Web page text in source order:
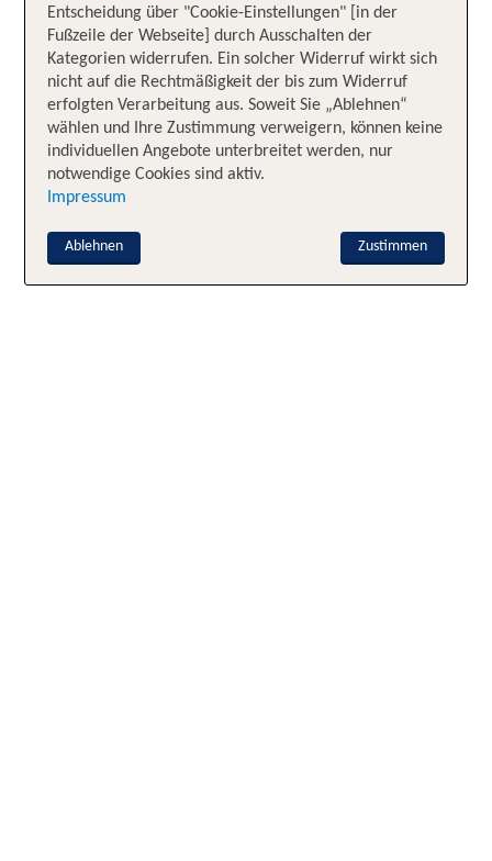
Entscheidung über "Cookie-Einstellungen" [in der
Fußzeile der Webseite] durch Ausschalten der
Kategorien widerrufen. Ein solcher Widerruf wirkt sich
nicht auf die Rechtmäßigkeit der bis zum Widerruf
erfolgten Verarbeitung aus. Soweit Sie „Ablehnen“
wählen und Ihre Zustimmung verweigern, können keine
individuellen Angebote unterbreitet werden, nur
notwendige Cookies sind aktiv.
Impressum
Zustimmen
Ablehnen